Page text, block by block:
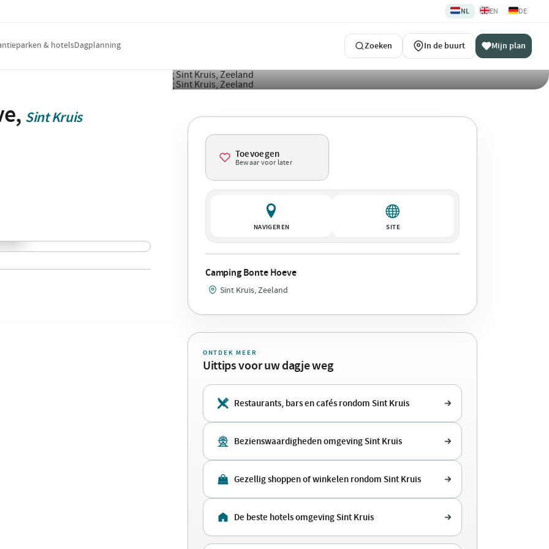
🇳🇱NL 🇬🇧EN 🇩🇪DE
& hotelsDagplanning Zoeken In de buurt Mijn plan
Sint Kruis
Toevoegen
Bewaar voor later
NAVIGEREN SITE
Camping Bonte Hoeve
Sint Kruis, Zeeland
ONTDEK MEER
Uittips voor uw dagje weg
Restaurants, bars en cafés rondom Sint Kruis
Bezienswaardigheden omgeving Sint Kruis
Gezellig shoppen of winkelen rondom Sint Kruis
De beste hotels omgeving Sint Kruis